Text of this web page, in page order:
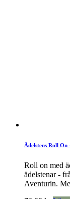
Ädelstens Roll On
Roll on med
ädelstenar -
Aventurin.